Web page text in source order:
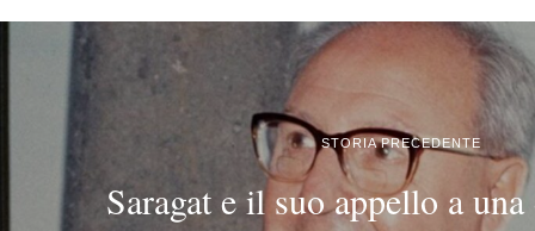
STORIA PRECEDENTE
Saragat e il suo appello a